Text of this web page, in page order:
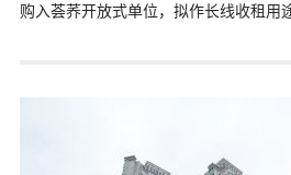
购入荟荞开放式单位，拟作长线收租用